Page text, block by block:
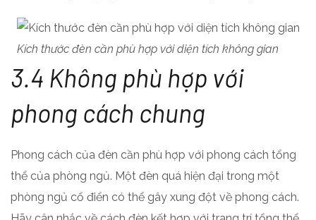
Kích thước đèn cần phù hợp với diện tích không gian
3.4 Không phù hợp với
phong cách chung
Phong cách của đèn cần phù hợp với phong cách tổng
thể của phòng ngủ. Một đèn quá hiện đại trong một
phòng ngủ cổ điển có thể gây xung đột về phong cách.